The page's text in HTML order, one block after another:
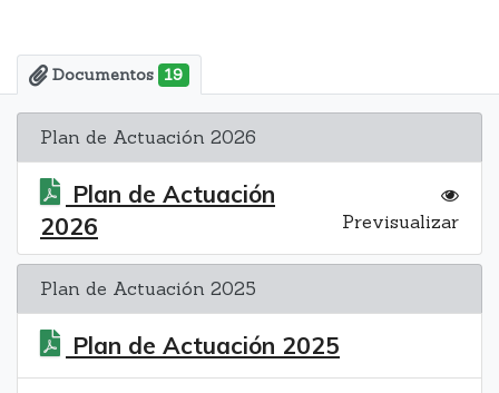
Documentos 19
Plan de Actuación 2026
Plan de Actuación
2026
Previsualizar
Plan de Actuación 2025
Plan de Actuación 2025